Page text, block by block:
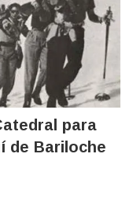
para
de Bariloche